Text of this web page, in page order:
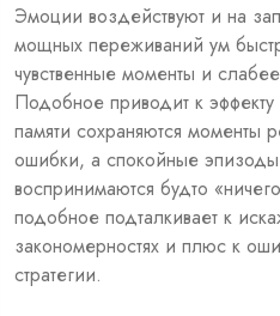
Эмоции воздействуют и на
мощных переживаний ум
чувственные моменты и
Подобное приводит к
памяти сохраняются моменты
ошибки, а спокойные
воспринимаются будто
подобное подталкивает к
закономерностях и плюс к
стратегии.